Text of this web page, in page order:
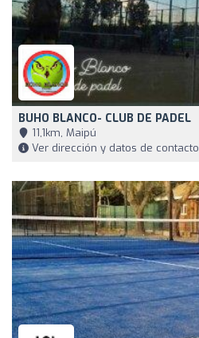
BUHO BLANCO- CLUB DE PADEL
11,1km, Maipú
Ver dirección y datos de contacto